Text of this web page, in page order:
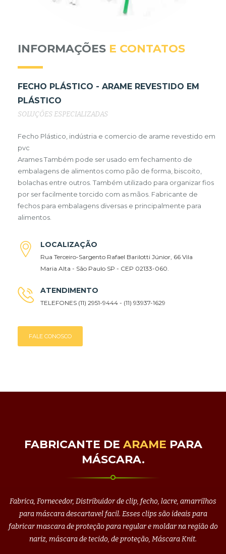
INFORMAÇÕES E CONTATOS
FECHO PLÁSTICO - ARAME REVESTIDO EM
PLÁSTICO
SOLUÇÕES ESPECIALIZADAS
Fecho Plástico, indústria e comercio de arame revestido em
pvc
Arames Também pode ser usado em fechamento de
embalagens de alimentos como pão de forma, biscoito,
bolachas entre outros. Também utilizado para organizar fios
por ser facilmente torcido com as mãos. Fabricante de
fechos para embalagens diversas e principalmente para
alimentos.
LOCALIZAÇÃO
Rua Terceiro-Sargento Rafael Barilotti Júnior, 66 Vila
Maria Alta - São Paulo SP - CEP 02133-060.
ATENDIMENTO
TELEFONES (11) 2951-9444 - (11) 93937-1629
FALE CONOSCO
FABRICANTE DE ARAME PARA
MÁSCARA.
Fabrica, Fornecedor, Distribuidor de clip, fecho, lacre, amarrilhos
para máscara descartavel facil. Esses clips são ideais para
fabricar mascara de proteção para regular e moldar na região do
nariz, máscara de tecido, de proteção, Máscara Knit.